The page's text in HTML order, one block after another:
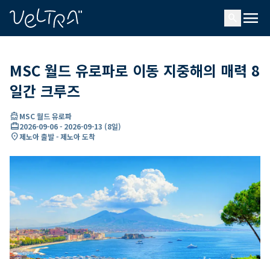
menu
MSC 월드 유로파로 이동 지중해의 매력 8
일간 크루즈
directions_boatMSC 월드 유로파
card_travel2026-09-06- 2026-09-13 (8일)
location_on제노아 출발 - 제노아 도착